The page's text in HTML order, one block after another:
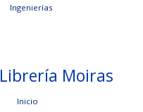
Ingenierías
Librería Moiras
Inicio